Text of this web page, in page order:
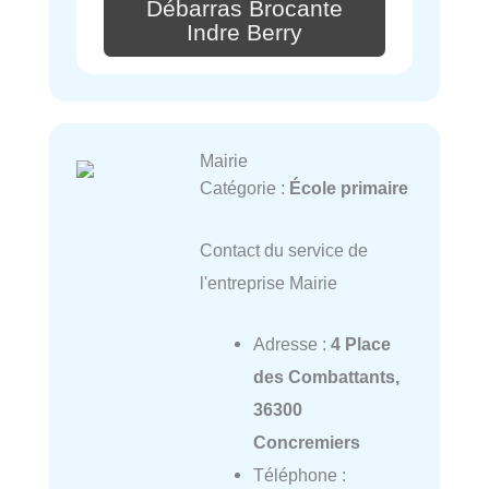
Débarras Brocante
Indre Berry
Mairie
Catégorie : École primaire
Contact du service de
l'entreprise Mairie
Adresse : 4 Place
des Combattants,
36300
Concremiers
Téléphone :